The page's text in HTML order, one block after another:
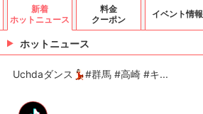
新着
ホットニュース
料金
クーポン
イベント情報
ホットニュース
Uchdaダンス💃🏻#群馬 #高崎 #キ...